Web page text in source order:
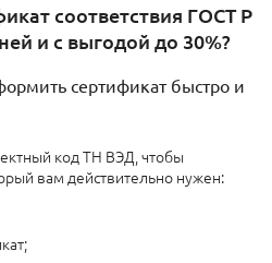
соответствия ГОСТ Р
и с выгодой до 30%?
сертификат быстро и
код ТН ВЭД, чтобы
вам действительно нужен: